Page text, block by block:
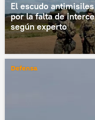
El escudo
por la falta de
según experto
Defensa